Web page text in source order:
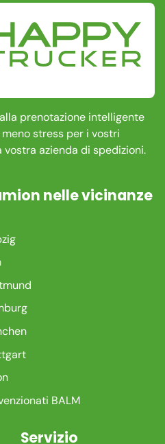
prenotazione intelligente
stress per i vostri
azienda di spedizioni.
nelle vicinanze
BALM
Servizio